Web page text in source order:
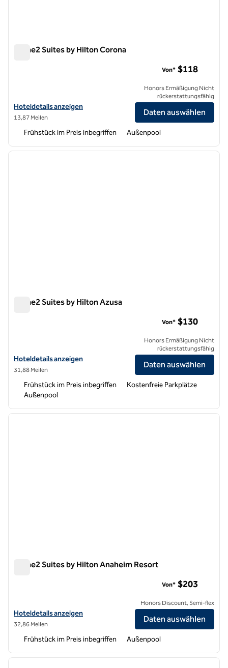
Home2 Suites by Hilton Corona
Hoteldetails für Home2 Suites by Hilton Corona anzeigen
Hoteldetails anzeigen
13,87 Meilen
Von* $118
Honors Ermäßigung Nicht
rückerstattungsfähig
Daten auswählen
Frühstück im Preis inbegriffen Außenpool
1 von 12
Home2 Suites by Hilton Azusa
Hoteldetails für Home2 Suites by Hilton Azusa anzeigen
Hoteldetails anzeigen
31,88 Meilen
Von* $130
Honors Ermäßigung Nicht
rückerstattungsfähig
Daten auswählen
Frühstück im Preis inbegriffen
Kostenfreie Parkplätze
Außenpool
1 von 12
Home2 Suites by Hilton Anaheim Resort
Hoteldetails für Home2 Suites by Hilton Anaheim Resort anzeigen
Hoteldetails anzeigen
32,86 Meilen
Von* $203
Honors Discount, Semi-flex
Daten auswählen
Frühstück im Preis inbegriffen Außenpool
1 von 11